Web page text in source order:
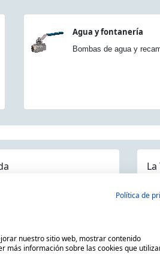
Agua y fontanería
Bombas de agua y
Política de
nuestro sitio web, mostrar contenido
más información sobre las cookies que